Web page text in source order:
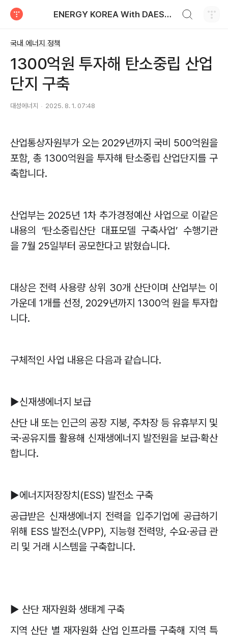
ENERGY KOREA With DAESUNG ENERGY
국내 에너지 정책
1300억원 투자해 탄소중립 산업
단지 구축
대성에너지 2025. 8. 1. 07:48
산업통상자원부가 오는 2029년까지 국비 500억원을
포함, 총 1300억원을 투자해 탄소중립 산업단지를 구
축합니다.
산업부는 2025년 1차 추가경정예산 사업으로 이같은
내용의
‘탄소중립산단 대표모델 구축사업’ 수행기관
을 7월 25일부터 공모한다고 밝혔습니다.
대상은 전력 사용량 상위 30개 산단이며 산업부는 이
가운데 1개를 선정, 2029년까지 1300억 원을 투자합
니다.
구체적인 사업 내용은 다음과 같습니다.
▶신재생에너지 보급
산단 내 또는 인근의 공장 지붕, 주차장 등 유휴부지 및
국·공유지를 활용해 신재생에너지 발전원을 보급·확산
합니다.
▶에너지저장장치 (ESS) 발전소 구축
공급받은 신재생에너지 전력을 입주기업에 공급하기
위해 ESS 발전소(VPP), 지능형 전력망, 수요·공급 관
리 및 거래 시스템을 구축합니다.
▶ 산단 재자원화 생태계 구축
지역 산단 별 재자원화 산업 인프라를 구축해 지역 특